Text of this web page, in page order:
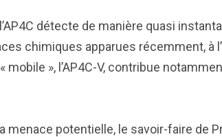
détecte de manière quasi
chimiques apparues récemment, à
mobile », l’AP4C-V, contribue
menace potentielle, le savoir-faire de